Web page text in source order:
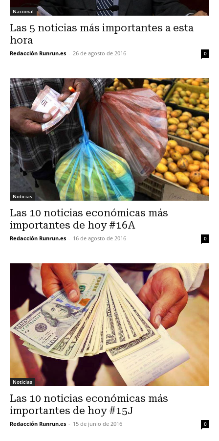
Nacional
Las 5 noticias más importantes a esta
hora
Redacción Runrun.es - 26 de agosto de 2016 0
Noticias
Las 10 noticias económicas más
importantes de hoy #16A
Redacción Runrun.es - 16 de agosto de 2016 0
Noticias
Las 10 noticias económicas más
importantes de hoy #15J
Redacción Runrun.es - 15 de junio de 2016 0